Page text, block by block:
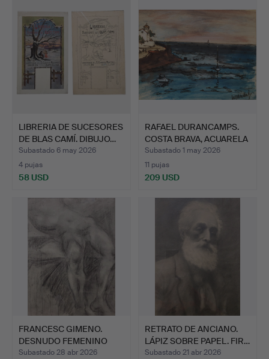
LIBRERIA DE SUCESORES
DE BLAS CAMÍ. DIBUJO…
Subastado 6 may 2026
4 pujas
58 USD
RAFAEL DURANCAMPS.
COSTA BRAVA, ACUARELA
S…
Subastado 1 may 2026
11 pujas
209 USD
FRANCESC GIMENO.
DESNUDO FEMENINO
ACADEMIC…
Subastado 28 abr 2026
RETRATO DE ANCIANO.
LÁPIZ SOBRE PAPEL. FIR…
Subastado 21 abr 2026